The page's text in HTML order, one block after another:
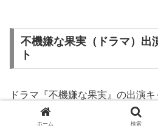
不機嫌な果実（ドラマ）出
ト
ドラマ『不機嫌な果実』の出演
ントをご紹介します。
ホーム 検索